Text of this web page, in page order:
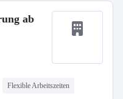
ab
Flexible Arbeitszeiten